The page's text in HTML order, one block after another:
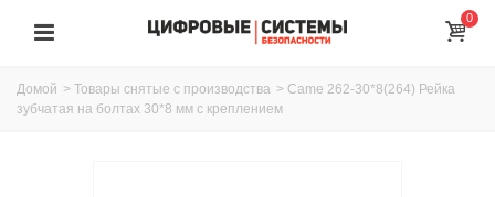
0
Домой > Товары снятые с производства > Came 262-30*8(264) Рейка
зубчатая на болтах 30*8 мм с креплением